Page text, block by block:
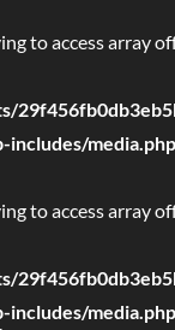
to access array
media.php
to access array
media.php